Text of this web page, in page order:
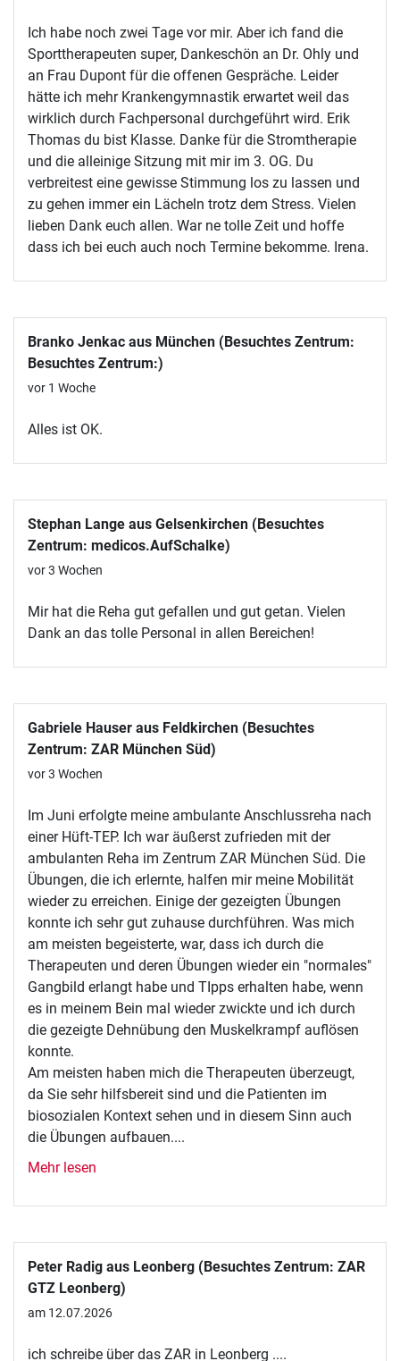
Ich habe noch zwei Tage vor mir. Aber ich fand die
Sporttherapeuten super, Dankeschön an Dr. Ohly und
an Frau Dupont für die offenen Gespräche. Leider
hätte ich mehr Krankengymnastik erwartet weil das
wirklich durch Fachpersonal durchgeführt wird. Erik
Thomas du bist Klasse. Danke für die Stromtherapie
und die alleinige Sitzung mit mir im 3. OG. Du
verbreitest eine gewisse Stimmung los zu lassen und
zu gehen immer ein Lächeln trotz dem Stress. Vielen
lieben Dank euch allen. War ne tolle Zeit und hoffe
dass ich bei euch auch noch Termine bekomme. Irena.
Branko Jenkac aus München (Besuchtes Zentrum:
Besuchtes Zentrum:)
vor 1 Woche
Alles ist OK.
Stephan Lange aus Gelsenkirchen (Besuchtes
Zentrum: medicos.AufSchalke)
vor 3 Wochen
Mir hat die Reha gut gefallen und gut getan. Vielen
Dank an das tolle Personal in allen Bereichen!
Gabriele Hauser aus Feldkirchen (Besuchtes
Zentrum: ZAR München Süd)
vor 3 Wochen
Im Juni erfolgte meine ambulante Anschlussreha nach
einer Hüft-TEP. Ich war äußerst zufrieden mit der
ambulanten Reha im Zentrum ZAR München Süd. Die
Übungen, die ich erlernte, halfen mir meine Mobilität
wieder zu erreichen. Einige der gezeigten Übungen
konnte ich sehr gut zuhause durchführen. Was mich
am meisten begeisterte, war, dass ich durch die
Therapeuten und deren Übungen wieder ein "normales"
Gangbild erlangt habe und TIpps erhalten habe, wenn
es in meinem Bein mal wieder zwickte und ich durch
die gezeigte Dehnübung den Muskelkrampf auflösen
konnte.
Am meisten haben mich die Therapeuten überzeugt,
da Sie sehr hilfsbereit sind und die Patienten im
biosozialen Kontext sehen und in diesem Sinn auch
die Übungen aufbauen....
Mehr lesen
Peter Radig aus Leonberg (Besuchtes Zentrum: ZAR
GTZ Leonberg)
am 12.07.2026
ich schreibe über das ZAR in Leonberg ....